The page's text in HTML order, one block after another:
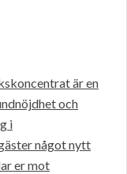
är en
och
i
något nytt
er mot